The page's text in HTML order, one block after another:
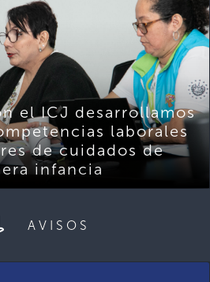
el ICJ desarrollamos
laborales
de cuidados de
infancia
AVISOS